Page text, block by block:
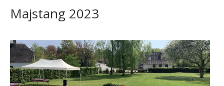
Majstang 2023